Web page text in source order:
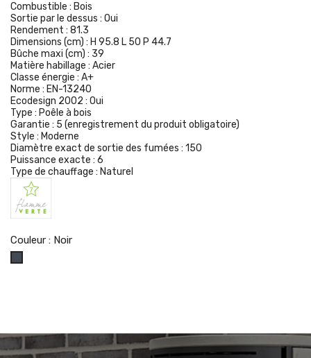
Combustible : Bois
Sortie par le dessus : Oui
Rendement : 81.3
Dimensions (cm) : H 95.8 L 50 P 44.7
Bûche maxi (cm) : 39
Matière habillage : Acier
Classe énergie : A+
Norme : EN-13240
Ecodesign 2002 : Oui
Type : Poêle à bois
Garantie : 5 (enregistrement du produit obligatoire)
Style : Moderne
Diamètre exact de sortie des fumées : 150
Puissance exacte : 6
Type de chauffage : Naturel
Couleur : Noir